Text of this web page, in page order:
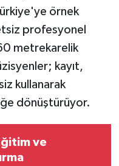
örnek
profesyonel
metrekarelik
kayıt,
kullanarak
dönüştürüyor.
ve